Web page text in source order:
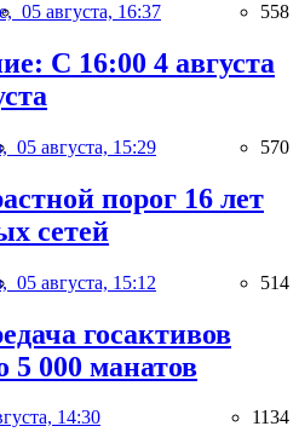
05 августа, 16:37 558
С 16:00 4 августа
05 августа, 15:29 570
порог 16 лет
сетей
05 августа, 15:12 514
госактивов
5 000 манатов
14:30 1134